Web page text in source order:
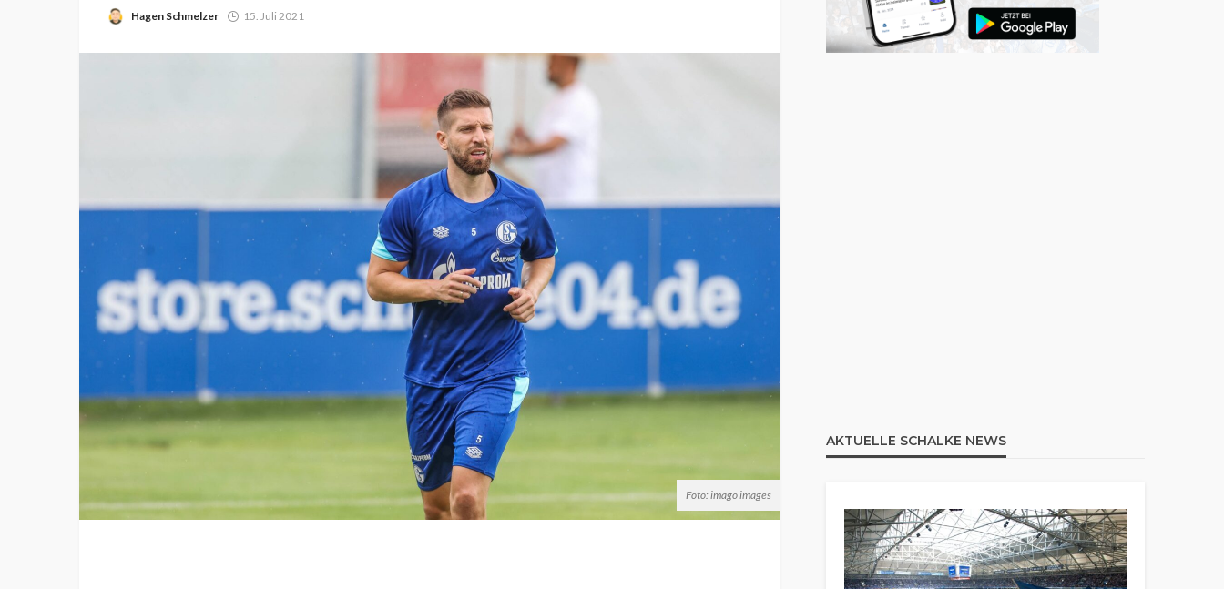
Hagen Schmelzer 15. Juli 2021
Foto: imago images
AKTUELLE SCHALKE NEWS